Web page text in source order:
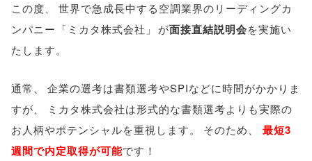
この度、
世界で急成長中する空調業界のリーディングカ
ンパニー 「 ミカタ株式会社 」 が面接直結説明会を実施い
たします。
通常
企業の選考は書類選考やSPIなどに時間がかかりま
すが
ミカタ株式会社は形式的な書類選考よりも実際の
お人柄やポテンシャルを重視します。 そのため
最短3
週間で内定取得が可能です！